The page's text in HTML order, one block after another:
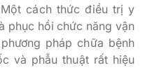
cách thức điều trị y
phục hồi chức năng vận
pháp chữa bệnh
và phẫu thuật rất hiệu